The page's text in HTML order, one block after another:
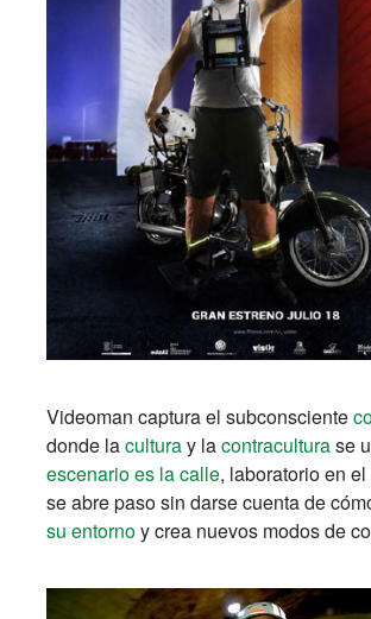
Videoman captura el subconsciente
donde laculturay lacontraculturase
escenario es la calle, laboratorio en
se abre paso sin darse cuenta de
su entornoy crea nuevos modos de